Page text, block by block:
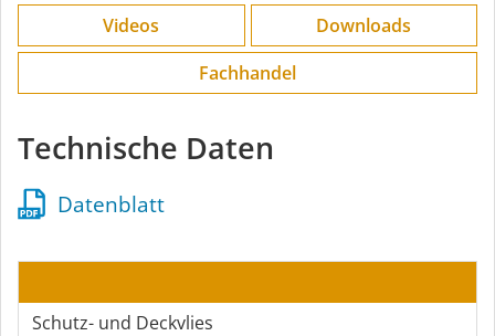
Videos
Downloads
Fachhandel
Technische Daten
Datenblatt
Schutz- und Deckvlies